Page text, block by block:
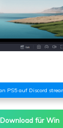
PS5 auf Discord
Download für Win